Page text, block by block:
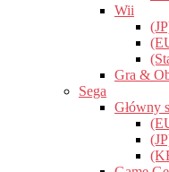
Wii
Gra &
Sega
Główny